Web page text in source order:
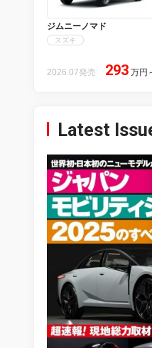
ジムニーノマド
スズキ
2026.07発売 293 万円
Latest